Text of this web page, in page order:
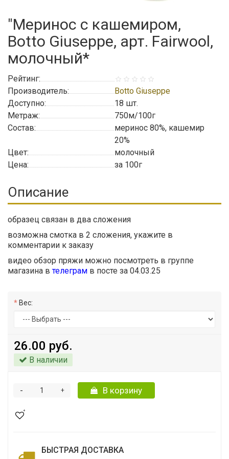
"Меринос с кашемиром,
Botto Giuseppe, арт. Fairwool,
молочный*
Рейтинг:
Производитель:
Botto Giuseppe
Доступно:
18 шт.
Метраж:
750м/100г
Состав:
меринос 80%, кашемир
20%
Цвет:
молочный
Цена:
за 100г
Описание
образец связан в два сложения
возможна смотка в 2 сложения, укажите в
комментарии к заказу
видео обзор пряжи можно посмотреть в группе
магазина в телеграм в посте за 04.03.25
Вес:
26.00 руб.
В наличии
+
- В корзину
БЫСТРАЯ ДОСТАВКА